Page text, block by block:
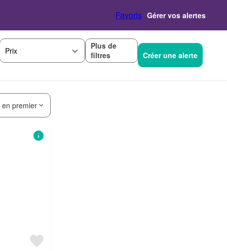
Favoris Gérer vos alertes
Prix
Plus de
filtres
Créer une alerte
premier